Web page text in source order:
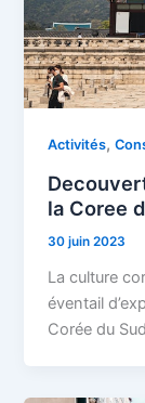
Activités,
la Coree
30 juin 2023
La culture
éventail
Corée du